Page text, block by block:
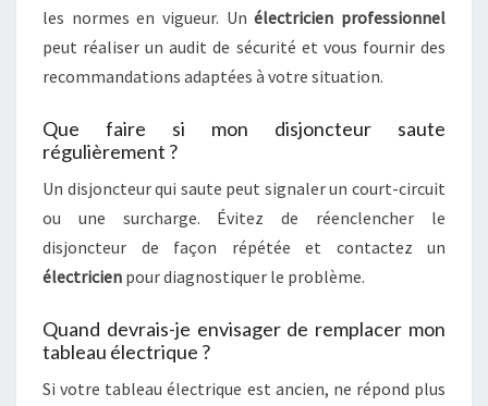
les normes en vigueur. Unélectricien professionnel
peut réaliser un audit de sécurité et vous fournir des
recommandations adaptées à votre situation.
Que faire si mon disjoncteur saute
régulièrement ?
Un disjoncteur qui saute peut signaler un court-circuit
ou une surcharge. Évitez de réenclencher le
disjoncteur de façon répétée et contactez un
électricien pour diagnostiquer le problème.
Quand devrais-je envisager de remplacer mon
tableau électrique ?
Si votre tableau électrique est ancien, ne répond plus